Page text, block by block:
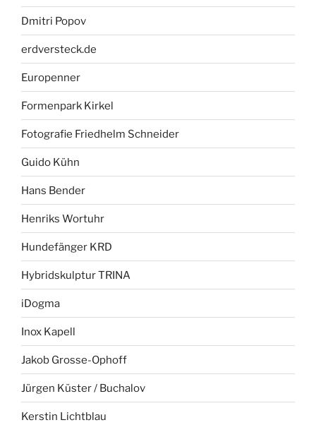
Dmitri Popov
erdversteck.de
Europenner
Formenpark Kirkel
Fotografie Friedhelm Schneider
Guido Kühn
Hans Bender
Henriks Wortuhr
Hundefänger KRD
Hybridskulptur TRINA
iDogma
Inox Kapell
Jakob Grosse-Ophoff
Jürgen Küster / Buchalov
Kerstin Lichtblau